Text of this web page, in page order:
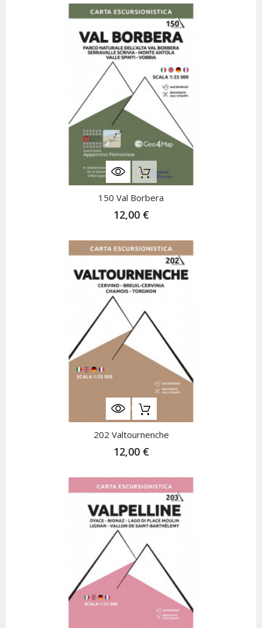
150 Val Borbera
12,00 €
202 Valtournenche
12,00 €